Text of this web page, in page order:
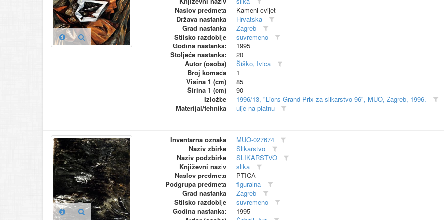
Naslov predmeta
Kameni cvijet
Država nastanka
Hrvatska
Grad nastanka
Zagreb
Stilsko razdoblje
suvremeno
Godina nastanka:
1995
Stoljeće nastanka:
20
Autor (osoba)
Šiško, Ivica
Broj komada
1
Visina 1 (cm)
85
Širina 1 (cm)
90
Izložbe
1996/13, "Lions Grand Prix za slikarstvo 96", MUO, Zagreb, 1996.
Materijal/tehnika
ulje na platnu
Inventarna oznaka
MUO-027674
Naziv zbirke
Slikarstvo
Naziv podzbirke
SLIKARSTVO
Književni naziv
slika
Naslov predmeta
PTICA
Podgrupa predmeta
figuralna
Grad nastanka
Zagreb
Stilsko razdoblje
suvremeno
Godina nastanka:
1995